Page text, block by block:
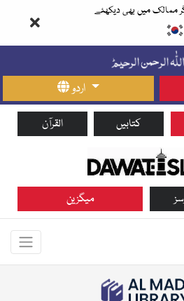
ممالک میں بھی دیکھئے
اردو
القرآن کتابیں
میگزین